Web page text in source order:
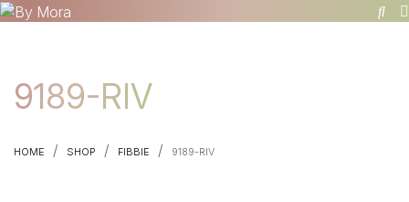
9189-RIV
HOME / SHOP / FIBBIE / 9189-RIV